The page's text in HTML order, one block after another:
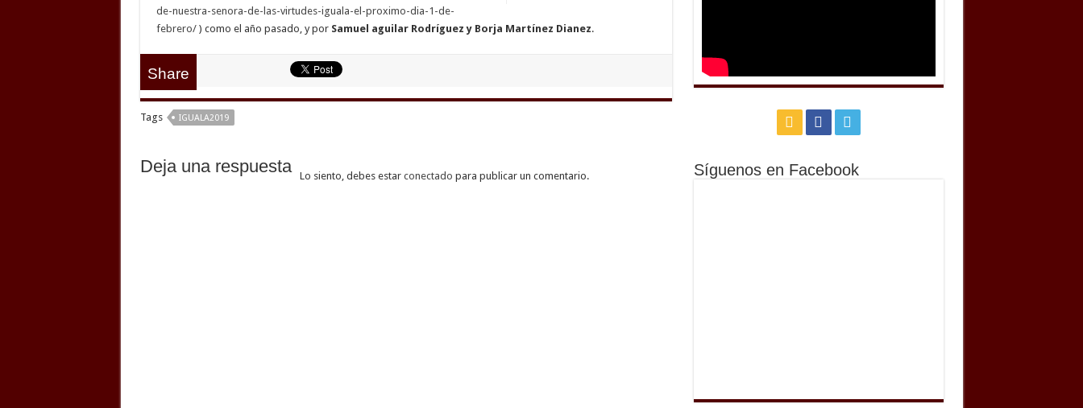
de-nuestra-senora-de-las-virtudes-iguala-el-proximo-dia-1-de-
febrero/) como el año pasado, y por Samuel aguilar Rodríguez y Borja Martínez Dianez.
Share
Tags IGUALA2019
Deja una respuesta Lo siento, debes estar conectado para publicar un comentario. Síguenos en Facebook